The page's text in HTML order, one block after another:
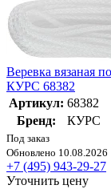
Веревка вязаная
КУРС 68382
Артикул: 68382
Бренд:
КУРС
Под заказ
Обновлено 10.08.2026
+7 (495) 943-29-27
Уточнить цену